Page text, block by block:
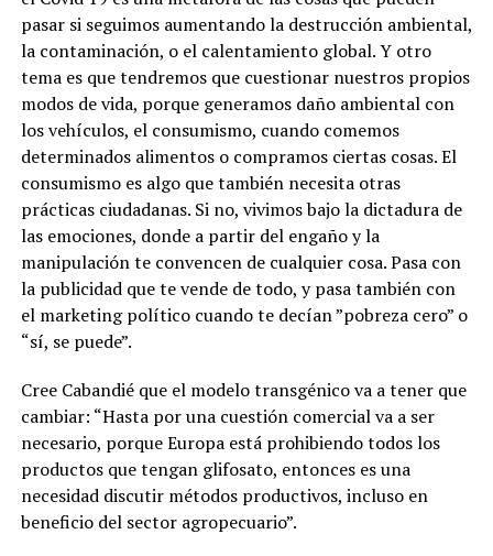
pasar si seguimos aumentando la destrucción ambiental,
la contaminación, o el calentamiento global. Y otro
tema es que tendremos que cuestionar nuestros propios
modos de vida, porque generamos daño ambiental con
los vehículos, el consumismo, cuando comemos
determinados alimentos o compramos ciertas cosas. El
consumismo es algo que también necesita otras
prácticas ciudadanas. Si no, vivimos bajo la dictadura de
las emociones, donde a partir del engaño y la
manipulación te convencen de cualquier cosa. Pasa con
la publicidad que te vende de todo, y pasa también con
el marketing político cuando te decían ”pobreza cero” o
“sí, se puede”.
Cree Cabandié que el modelo transgénico va a tener que
cambiar: “Hasta por una cuestión comercial va a ser
necesario, porque Europa está prohibiendo todos los
productos que tengan glifosato, entonces es una
necesidad discutir métodos productivos, incluso en
beneficio del sector agropecuario”.